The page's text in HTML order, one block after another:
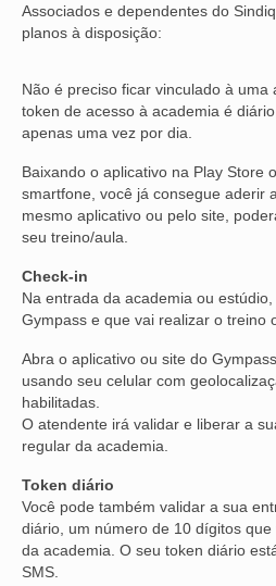
APOSENTADOS
ANALISTAS
LGBTQIA+
MULHERES
SAÚDE
SOLIDARIEDADE
TÉCNICOS
Associados e dependentes do
planos à disposição:
Não é preciso ficar vinculado à uma
token de acesso à academia é
apenas uma vez por dia.
Baixando o aplicativo na Play Store
smartfone, você já consegue aderir
mesmo aplicativo ou pelo site,
seu treino/aula.
Check-in
Na entrada da academia ou
Gympass e que vai realizar o treino
Abra o aplicativo ou site do
usando seu celular com
habilitadas.
O atendente irá validar e liberar a
regular da academia.
Token diário
Você pode também validar a sua
diário, um número de 10 dígitos
da academia. O seu token diário
SMS.